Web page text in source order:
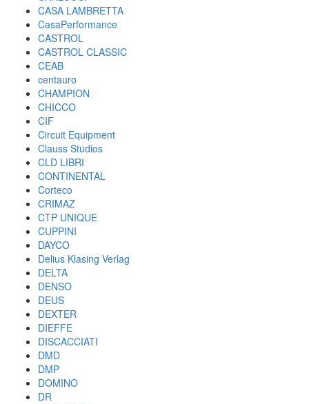
CASA LAMBRETTA
CasaPerformance
CASTROL
CASTROL CLASSIC
CEAB
centauro
CHAMPION
CHICCO
CIF
Circuit Equipment
Clauss Studios
CLD LIBRI
CONTINENTAL
Corteco
CRIMAZ
CTP UNIQUE
CUPPINI
DAYCO
Delius Klasing Verlag
DELTA
DENSO
DEUS
DEXTER
DIEFFE
DISCACCIATI
DMD
DMP
DOMINO
DR